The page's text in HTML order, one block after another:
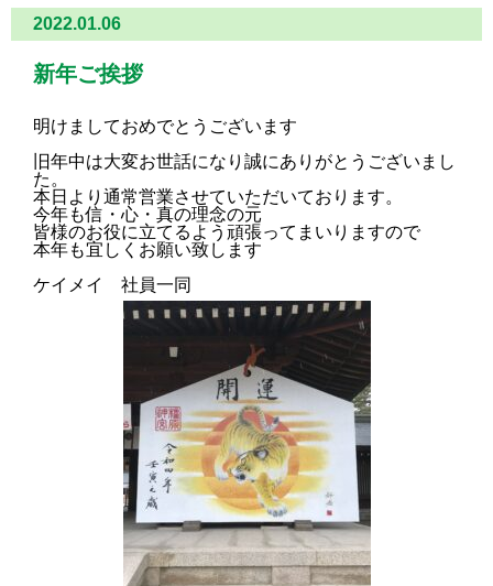
2022.01.06
新年ご挨拶
明けましておめでとうございます
旧年中は大変お世話になり誠にありがとうございまし
た。
本日より通常営業させていただいております。
今年も信・心・真の理念の元
皆様のお役に立てるよう頑張ってまいりますので
本年も宜しくお願い致します
ケイメイ 社員一同